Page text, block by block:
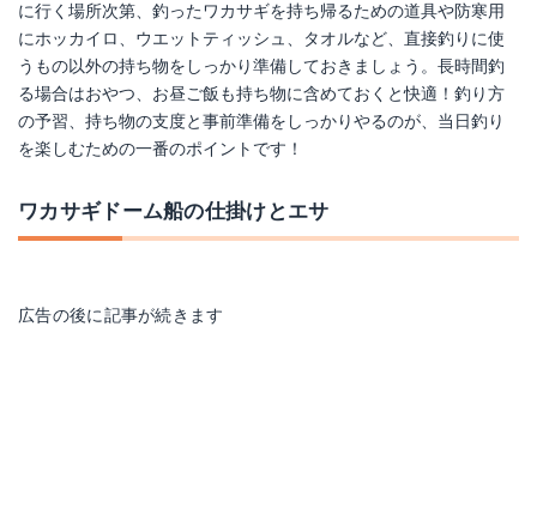
に行く場所次第、釣ったワカサギを持ち帰るための道具や防寒用
にホッカイロ、ウエットティッシュ、タオルなど、直接釣りに使
うもの以外の持ち物をしっかり準備しておきましょう。長時間釣
る場合はおやつ、お昼ご飯も持ち物に含めておくと快適！釣り方
の予習、持ち物の支度と事前準備をしっかりやるのが、当日釣り
を楽しむための一番のポイントです！
ワカサギドーム船の仕掛けとエサ
広告の後に記事が続きます